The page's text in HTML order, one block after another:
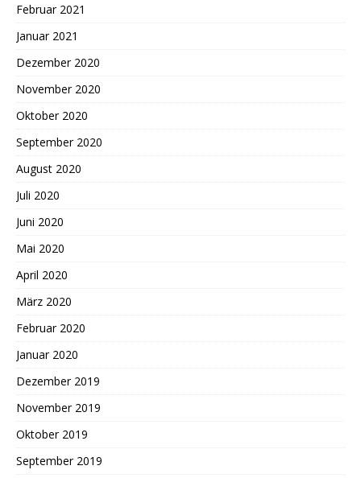
Februar 2021
Januar 2021
Dezember 2020
November 2020
Oktober 2020
September 2020
August 2020
Juli 2020
Juni 2020
Mai 2020
April 2020
März 2020
Februar 2020
Januar 2020
Dezember 2019
November 2019
Oktober 2019
September 2019